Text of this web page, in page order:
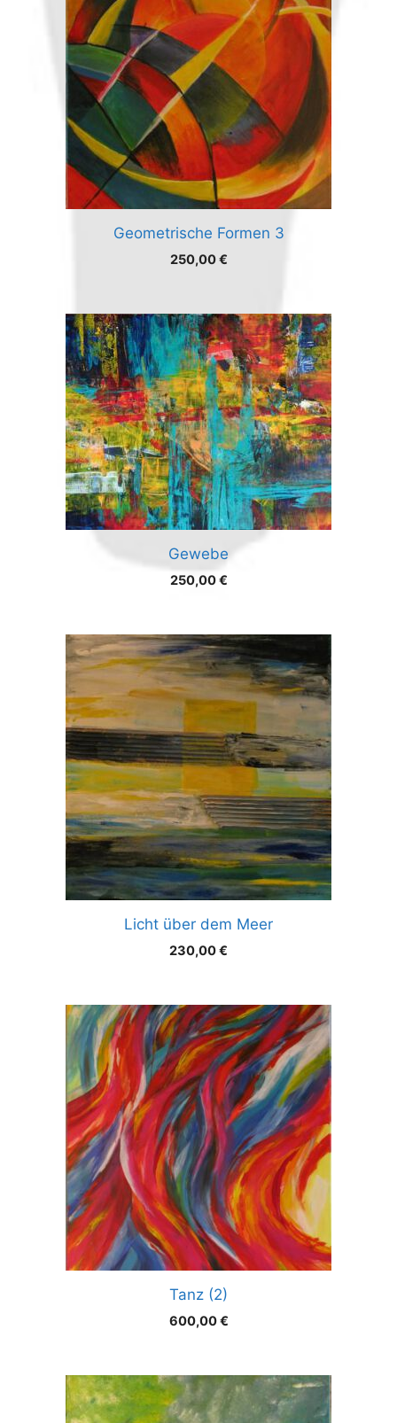
Geometrische Formen 3
250,00€
Gewebe
250,00€
Licht über dem Meer
230,00€
Tanz (2)
600,00€